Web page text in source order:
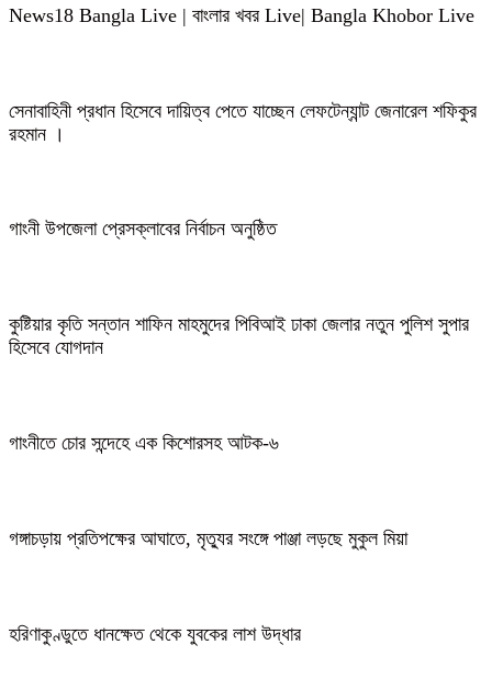
News18 Bangla Live | বাংলার খবর Live| Bangla Khobor Live
সেনাবাহিনী প্রধান হিসেবে দায়িত্ব পেতে যাচ্ছেন লেফটেন্যান্ট জেনারেল শফিকুর
রহমান ।
গাংনী উপজেলা প্রেসক্লাবের নির্বাচন অনুষ্ঠিত
কুষ্টিয়ার কৃতি সন্তান শাফিন মাহমুদের পিবিআই ঢাকা জেলার নতুন পুলিশ সুপার
হিসেবে যোগদান
গাংনীতে চোর সন্দেহে এক কিশোরসহ আটক-৬
গঙ্গাচড়ায় প্রতিপক্ষের আঘাতে, মৃত্যুর সংঙ্গে পাঞ্জা লড়ছে মুকুল মিয়া
হরিণাকুণ্ডুতে ধানক্ষেত থেকে যুবকের লাশ উদ্ধার